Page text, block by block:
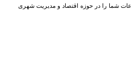
شما را در حوزه اقتصاد و مدیریت شهری